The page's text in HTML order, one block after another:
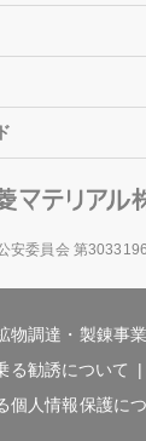
安委員会 第
物調達・製錬事
る勧誘について
個人情報保護に